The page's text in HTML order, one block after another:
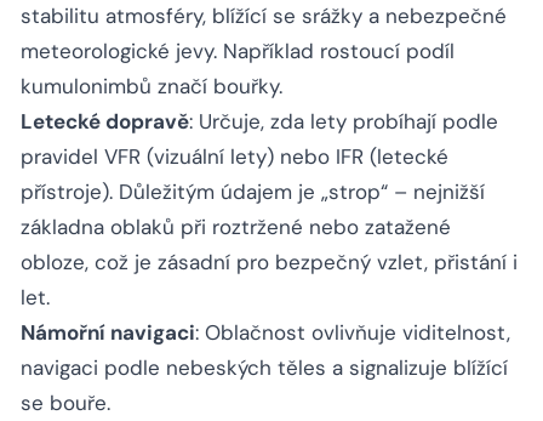
stabilitu atmosféry, blížící se srážky a nebezpečné
meteorologické jevy. Například rostoucí podíl
kumulonimbů značí bouřky.
Letecké dopravě: Určuje, zda lety probíhají podle
pravidel VFR (vizuální lety) nebo IFR (letecké
přístroje). Důležitým údajem je „strop“ – nejnižší
základna oblaků při roztržené nebo zatažené
obloze, což je zásadní pro bezpečný vzlet, přistání i
let.
Námořní navigaci: Oblačnost ovlivňuje viditelnost,
navigaci podle nebeských těles a signalizuje blížící
se bouře.